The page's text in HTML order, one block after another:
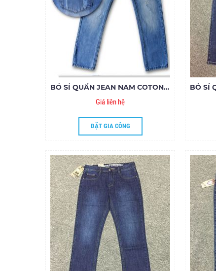
BỎ SỈ QUẦN JEAN NAM COTON RÁCH JSA 45.18
Giá liên hệ
ĐẶT GIA CÔNG